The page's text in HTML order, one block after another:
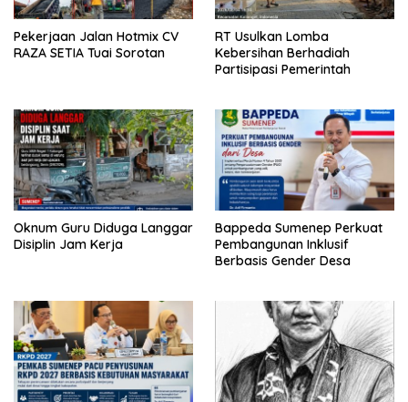
Pekerjaan Jalan Hotmix CV
RAZA SETIA Tuai Sorotan
RT Usulkan Lomba
Kebersihan Berhadiah
Partisipasi Pemerintah
Oknum Guru Diduga Langgar
Disiplin Jam Kerja
Bappeda Sumenep Perkuat
Pembangunan Inklusif
Berbasis Gender Desa